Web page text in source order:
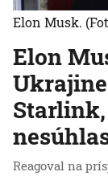
Elon
Reagoval na
Elon Musk.